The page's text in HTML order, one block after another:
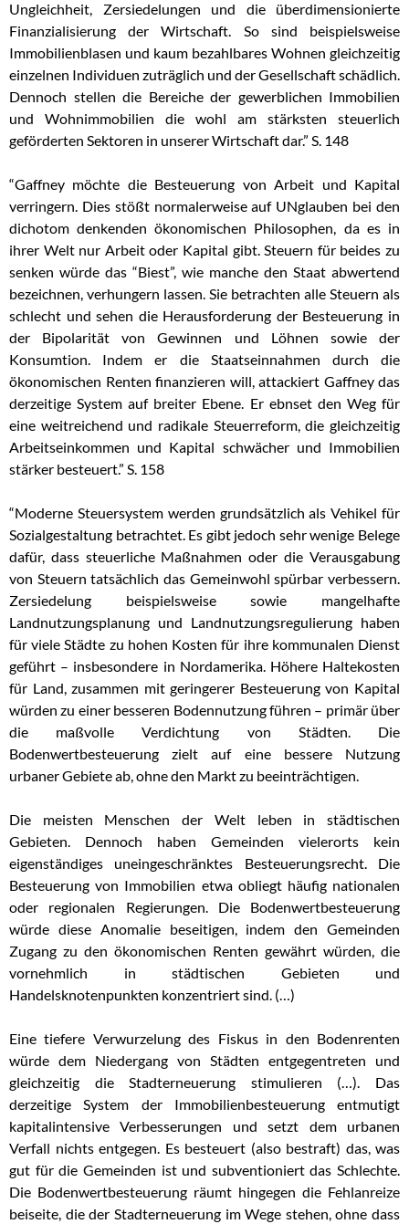
Ungleichheit, Zersiedelungen und die überdimensionierte
Finanzialisierung der Wirtschaft. So sind beispielsweise
Immobilienblasen und kaum bezahlbares Wohnen gleichzeitig
einzelnen Individuen zuträglich und der Gesellschaft schädlich.
Dennoch stellen die Bereiche der gewerblichen Immobilien
und Wohnimmobilien die wohl am stärksten steuerlich
geförderten Sektoren in unserer Wirtschaft dar.” S. 148
“Gaffney möchte die Besteuerung von Arbeit und Kapital
verringern. Dies stößt normalerweise auf UNglauben bei den
dichotom denkenden ökonomischen Philosophen, da es in
ihrer Welt nur Arbeit oder Kapital gibt. Steuern für beides zu
senken würde das “Biest”, wie manche den Staat abwertend
bezeichnen, verhungern lassen. Sie betrachten alle Steuern als
schlecht und sehen die Herausforderung der Besteuerung in
der Bipolarität von Gewinnen und Löhnen sowie der
Konsumtion. Indem er die Staatseinnahmen durch die
ökonomischen Renten finanzieren will, attackiert Gaffney das
derzeitige System auf breiter Ebene. Er ebnset den Weg für
eine weitreichend und radikale Steuerreform, die gleichzeitig
Arbeitseinkommen und Kapital schwächer und Immobilien
stärker besteuert.” S. 158
“Moderne Steuersystem werden grundsätzlich als Vehikel für
Sozialgestaltung betrachtet. Es gibt jedoch sehr wenige Belege
dafür, dass steuerliche Maßnahmen oder die Verausgabung
von Steuern tatsächlich das Gemeinwohl spürbar verbessern.
Zersiedelung beispielsweise sowie mangelhafte
Landnutzungsplanung und Landnutzungsregulierung haben
für viele Städte zu hohen Kosten für ihre kommunalen Dienst
geführt – insbesondere in Nordamerika. Höhere Haltekosten
für Land, zusammen mit geringerer Besteuerung von Kapital
würden zu einer besseren Bodennutzung führen – primär über
die maßvolle Verdichtung von Städten. Die
Bodenwertbesteuerung zielt auf eine bessere Nutzung
urbaner Gebiete ab, ohne den Markt zu beeinträchtigen.
Die meisten Menschen der Welt leben in städtischen
Gebieten. Dennoch haben Gemeinden vielerorts kein
eigenständiges uneingeschränktes Besteuerungsrecht. Die
Besteuerung von Immobilien etwa obliegt häufig nationalen
oder regionalen Regierungen. Die Bodenwertbesteuerung
würde diese Anomalie beseitigen, indem den Gemeinden
Zugang zu den ökonomischen Renten gewährt würden, die
vornehmlich in städtischen Gebieten und
Handelsknotenpunkten konzentriert sind. (…)
Eine tiefere Verwurzelung des Fiskus in den Bodenrenten
würde dem Niedergang von Städten entgegentreten und
gleichzeitig die Stadterneuerung stimulieren (…). Das
derzeitige System der Immobilienbesteuerung entmutigt
kapitalintensive Verbesserungen und setzt dem urbanen
Verfall nichts entgegen. Es besteuert (also bestraft) das, was
gut für die Gemeinden ist und subventioniert das Schlechte.
Die Bodenwertbesteuerung räumt hingegen die Fehlanreize
beiseite, die der Stadterneuerung im Wege stehen, ohne dass